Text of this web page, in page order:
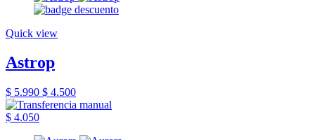
Quick view
Astrop
$ 5.990 $ 4.500
$ 4.050